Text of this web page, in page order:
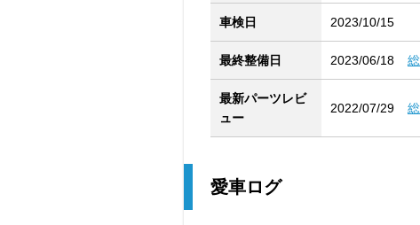
車検日 2023/10/15
最終整備日 2023/06/18
最新パーツレビ
ュー
2022/07/29
愛車ログ